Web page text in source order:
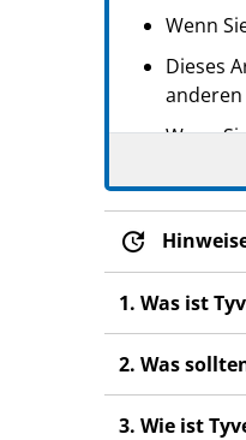
Wenn
Dieses
anderen
Wenn
1. Was ist
2. Was
3. Wie ist